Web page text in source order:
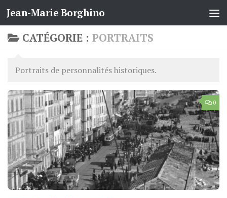
Skip to content
Jean-Marie Borghino
CATÉGORIE : PORTRAITS
Portraits de personnalités historiques.
0